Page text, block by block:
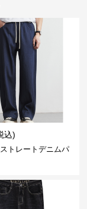
込)
トレートデニムパ